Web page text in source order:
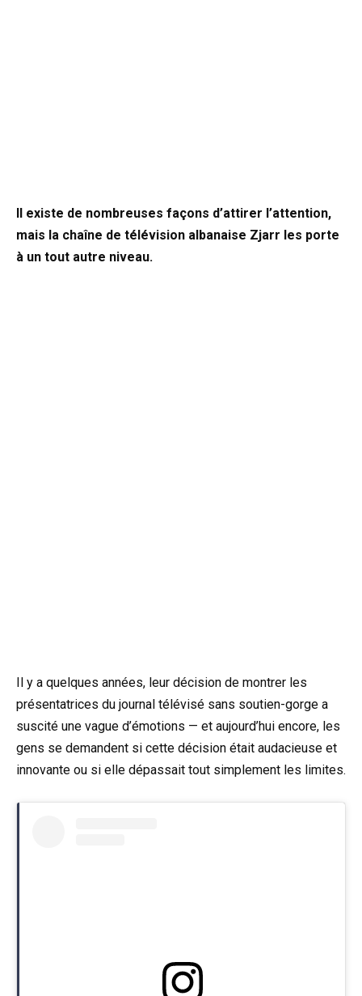
Il existe de nombreuses façons d’attirer l’attention,
mais la chaîne de télévision albanaise Zjarr les porte
à un tout autre niveau.
Il y a quelques années, leur décision de montrer les
présentatrices du journal télévisé sans soutien-gorge a
suscité une vague d’émotions — et aujourd’hui encore, les
gens se demandent si cette décision était audacieuse et
innovante ou si elle dépassait tout simplement les limites.